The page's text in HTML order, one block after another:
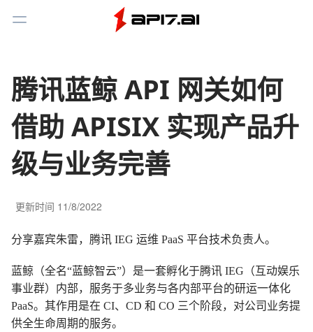
Toggle Menu
腾讯蓝鲸 API 网关如何
借助 APISIX 实现产品升
级与业务完善
更新时间 11/8/2022
分享嘉宾朱雷，腾讯 IEG 运维 PaaS 平台技术负责人。
蓝鲸（全名“蓝鲸智云”）是一套孵化于腾讯 IEG（互动娱乐
事业群）内部，服务于多业务与各内部平台的研运一体化
PaaS。其作用是在 CI、CD 和 CO 三个阶段，对公司业务提
供全生命周期的服务。